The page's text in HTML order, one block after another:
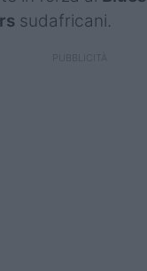
sudafricani.